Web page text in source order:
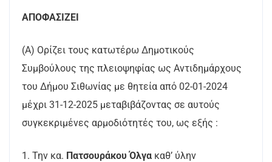
ΑΠΟΦΑΣΙΖΕΙ
(A) Ορίζει τους κατωτέρω Δημοτικούς
Συμβούλους της πλειοψηφίας ως Αντιδημάρχους
του Δήμου Σιθωνίας με θητεία από 02-01-2024
μέχρι 31-12-2025 μεταβιβάζοντας σε αυτούς
συγκεκριμένες αρμοδιότητές του, ως εξής :
1. Την κα. Πατσουράκου Όλγα καθ’ ύλην